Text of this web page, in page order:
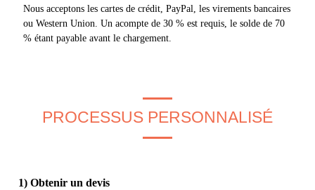
Nous acceptons les cartes de crédit, PayPal, les virements bancaires
ou Western Union. Un acompte de 30 % est requis, le solde de 70
% étant payable avant le chargement.
PROCESSUS PERSONNALISÉ
1) Obtenir un devis